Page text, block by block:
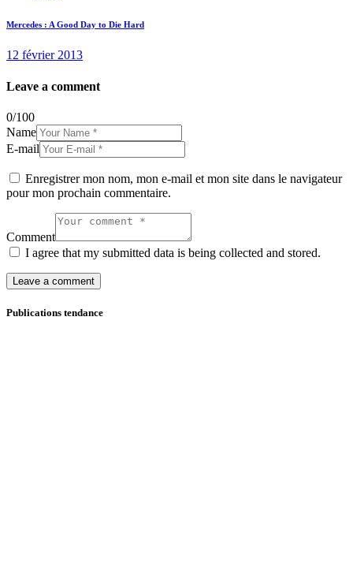
Mercedes : A Good Day to Die Hard
12 février 2013
Leave a comment
0/100
Name
E-mail
Enregistrer mon nom, mon e-mail et mon site dans le navigateur
pour mon prochain commentaire.
Comment
I agree that my submitted data is being collected and stored.
Publications tendance